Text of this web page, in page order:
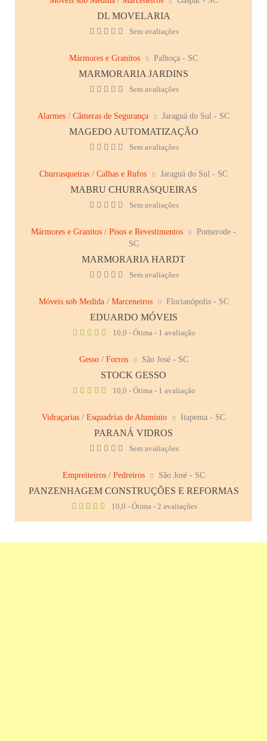
DL MOVELARIA
Sem avaliações
Mármores e Granitos Palhoça - SC
MARMORARIA JARDINS
Sem avaliações
Alarmes / Câmeras de Segurança Jaraguá do Sul - SC
MAGEDO AUTOMATIZAÇÃO
Sem avaliações
Churrasqueiras / Calhas e Rufos Jaraguá do Sul - SC
MABRU CHURRASQUEIRAS
Sem avaliações
Mármores e Granitos / Pisos e Revestimentos
Pomerode -
SC
MARMORARIA HARDT
Sem avaliações
Móveis sob Medida/ Marceneiros Florianópolis - SC
EDUARDO MÓVEIS
10,0 - Ótima - 1 avaliação
Gesso/ Forros São José - SC
STOCK GESSO
10,0 - Ótima - 1 avaliação
Vidraçarias / Esquadrias de Alumínio Itapema - SC
PARANÁ VIDROS
Sem avaliações
Empreiteiros/ Pedreiros São José - SC
PANZENHAGEM CONSTRUÇÕES E REFORMAS
10,0 - Ótima - 2 avaliações